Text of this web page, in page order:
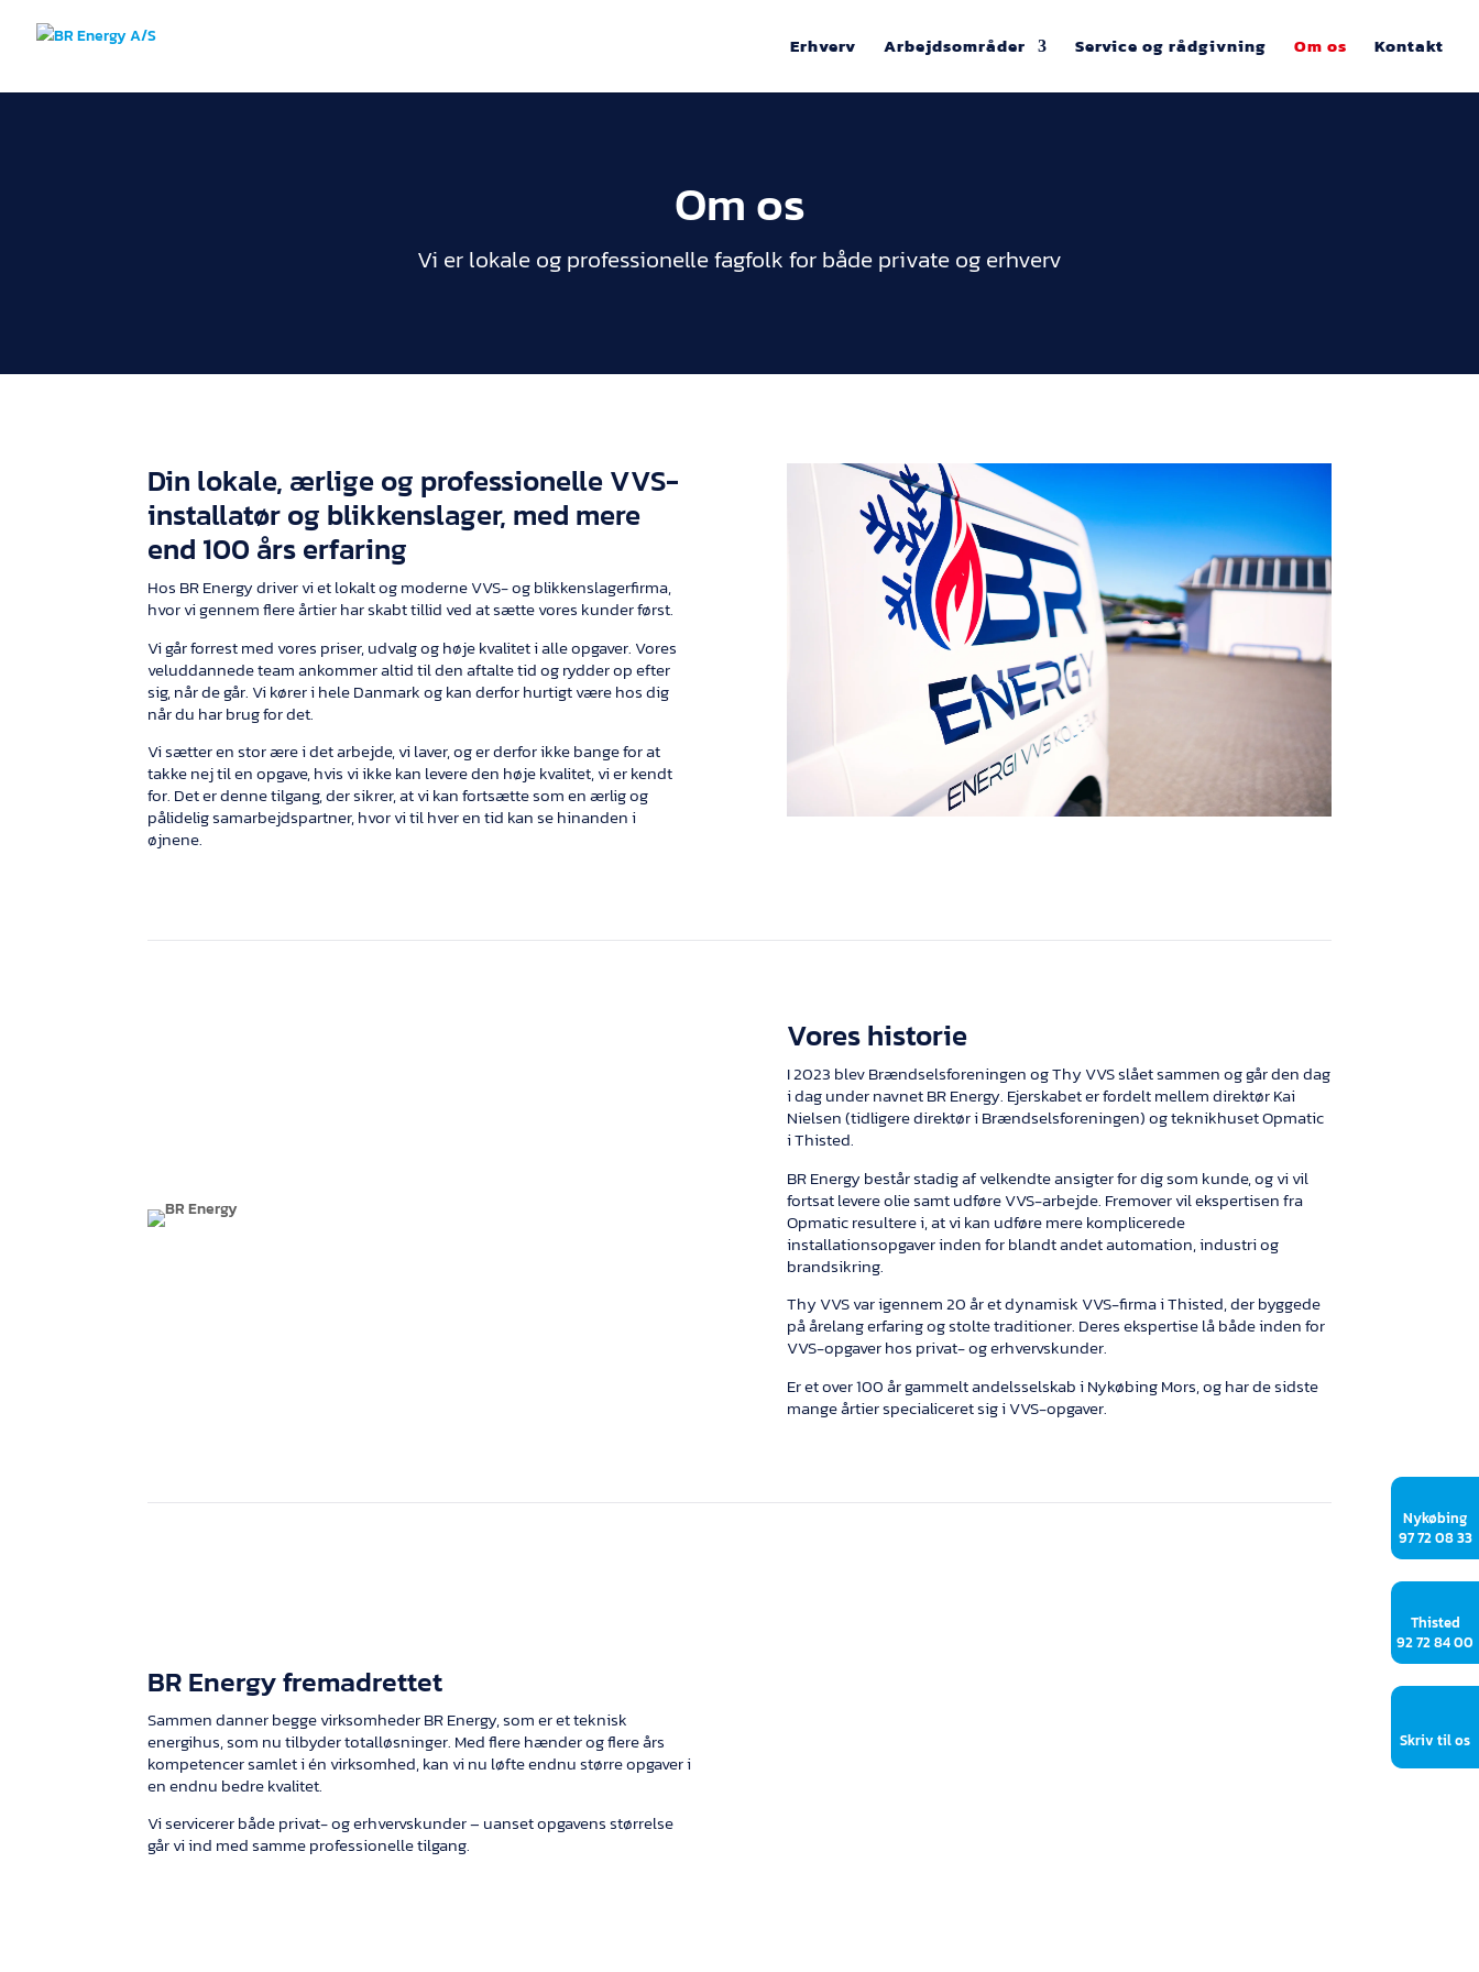
Nykøbing
97 72 08 33
Thisted
92 72 84 00
Skriv til os
Erhverv Arbejdsområder Service og rådgivning Om os Kontakt
Om os
Vi er lokale og professionelle fagfolk for både private og erhverv
Din lokale, ærlige og professionelle VVS-
installatør og blikkenslager, med mere
end 100 års erfaring
Hos BR Energy driver vi et lokalt og moderne VVS- og blikkenslagerfirma,
hvor vi gennem flere årtier har skabt tillid ved at sætte vores kunder først.
Vi går forrest med vores priser, udvalg og høje kvalitet i alle opgaver. Vores
veluddannede team ankommer altid til den aftalte tid og rydder op efter
sig, når de går. Vi kører i hele Danmark og kan derfor hurtigt være hos dig
når du har brug for det.
Vi sætter en stor ære i det arbejde, vi laver, og er derfor ikke bange for at
takke nej til en opgave, hvis vi ikke kan levere den høje kvalitet, vi er kendt
for. Det er denne tilgang, der sikrer, at vi kan fortsætte som en ærlig og
pålidelig samarbejdspartner, hvor vi til hver en tid kan se hinanden i
øjnene.
Vores historie
I 2023 blev Brændselsforeningen og Thy VVS slået sammen og går den dag
i dag under navnet BR Energy. Ejerskabet er fordelt mellem direktør Kai
Nielsen (tidligere direktør i Brændselsforeningen) og teknikhuset Opmatic
i Thisted.
BR Energy består stadig af velkendte ansigter for dig som kunde, og vi vil
fortsat levere olie samt udføre VVS-arbejde. Fremover vil ekspertisen fra
Opmatic resultere i, at vi kan udføre mere komplicerede
installationsopgaver inden for blandt andet automation, industri og
brandsikring.
Thy VVS var igennem 20 år et dynamisk VVS-firma i Thisted, der byggede
på årelang erfaring og stolte traditioner. Deres ekspertise lå både inden for
VVS-opgaver hos privat- og erhvervskunder.
Er et over 100 år gammelt andelsselskab i Nykøbing Mors, og har de sidste
mange årtier specialiceret sig i VVS-opgaver.
BR Energy fremadrettet
Sammen danner begge virksomheder BR Energy, som er et teknisk
energihus, som nu tilbyder totalløsninger. Med flere hænder og flere års
kompetencer samlet i én virksomhed, kan vi nu løfte endnu større opgaver i
en endnu bedre kvalitet.
Vi servicerer både privat- og erhvervskunder – uanset opgavens størrelse
går vi ind med samme professionelle tilgang.